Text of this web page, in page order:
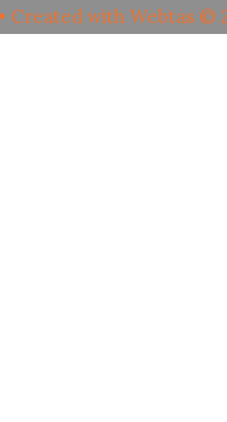
Created with Webtas ©